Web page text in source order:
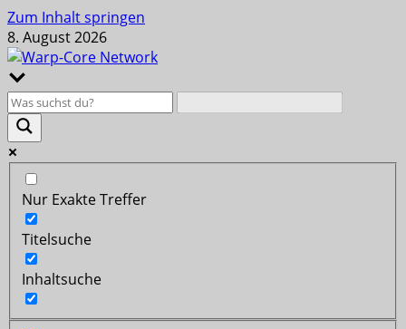
Zum Inhalt springen
8. August 2026
Nur Exakte Treffer
Titelsuche
Inhaltsuche